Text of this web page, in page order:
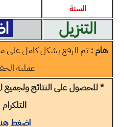
السنة
التنزيل
هام :تم الرفع بشكل كامل على
عملية
* للحصول على النتائج ولجميع
التلكرام
اضغط